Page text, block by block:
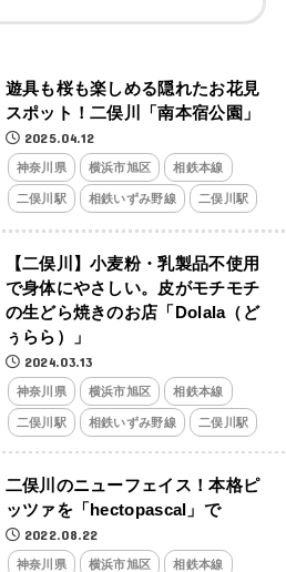
遊具も桜も楽しめる隠れたお花見
スポット！二俣川「南本宿公園」
2025.04.12
神奈川県 横浜市旭区 相鉄本線
二俣川駅 相鉄いずみ野線 二俣川駅
【二俣川】小麦粉・乳製品不使用
で身体にやさしい。皮がモチモチ
の生どら焼きのお店「Dolala（ど
ぅらら）」
2024.03.13
神奈川県 横浜市旭区 相鉄本線
二俣川駅 相鉄いずみ野線 二俣川駅
二俣川のニューフェイス！本格ピ
ッツァを「hectopascal」で
2022.08.22
神奈川県 横浜市旭区 相鉄本線